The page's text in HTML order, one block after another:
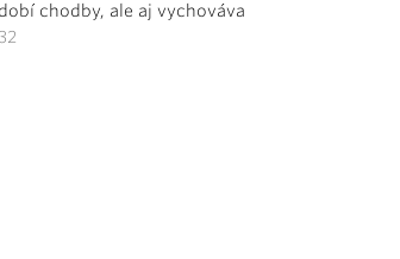
chodby, ale aj vychováva